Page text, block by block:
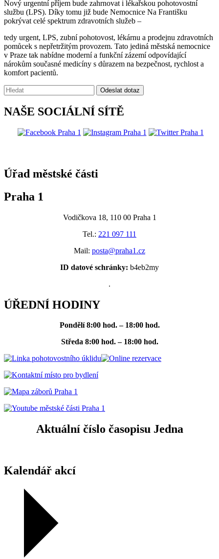
Nový urgentní příjem bude zahrnovat i lékařskou pohotovostní
službu (LPS). Díky tomu již bude Nemocnice Na Františku
pokrývat celé spektrum zdravotních služeb –
tedy urgent, LPS, zubní pohotovost, lékárnu a prodejnu zdravotních
pomůcek s nepřetržitým provozem. Tato jediná městská nemocnice
v Praze tak nabídne moderní a funkční zázemí odpovídající
nárokům současné medicíny s důrazem na bezpečnost, rychlost a
komfort pacientů.
Vyhledávání:
Odeslat dotaz
NAŠE SOCIÁLNÍ SÍTĚ
Úřad městské části
Praha 1
Vodičkova 18, 110 00 Praha 1
Tel.: 221 097 111
Mail: posta@praha1.cz
ID datové schránky: b4eb2my
.
ÚŘEDNÍ HODINY
Pondělí 8:00 hod. – 18:00 hod.
Středa 8:00 hod. – 18:00 hod.
Aktuální číslo časopisu Jedna
Kalendář akcí